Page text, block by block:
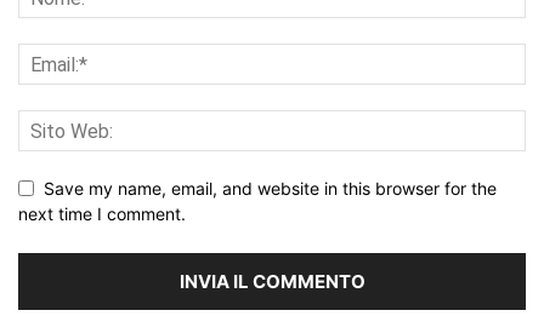
Save my name, email, and website in this browser for the
next time I comment.